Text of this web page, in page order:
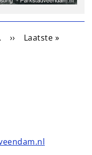
Volgende pagina
›› Laatste pagina
Laatste »